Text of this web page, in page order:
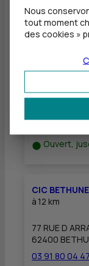
Autres
CIC AIRE
à0 m
53 PLACE
Ouvert,
CIC BETHUNE
à 12 km
77 RUE D
62400
03 91 80 04 47
Nous
tout moment
des cookies »